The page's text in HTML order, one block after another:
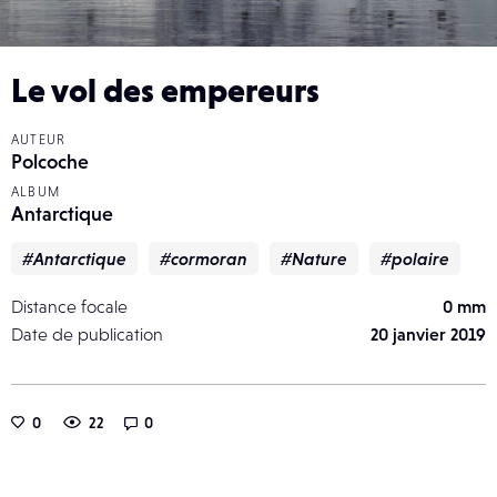
Le vol des empereurs
AUTEUR
Polcoche
ALBUM
Antarctique
#Antarctique #cormoran #Nature #polaire
Distance focale
0 mm
Date de publication
20 janvier 2019
0 22 0